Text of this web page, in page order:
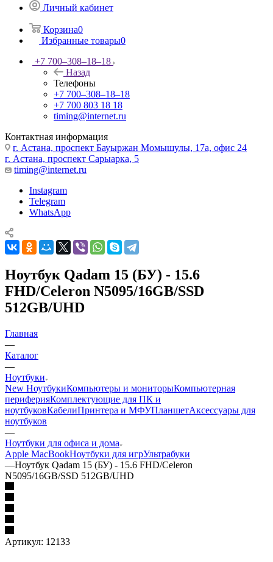
Личный кабинет
Корзина0
Избранные товары0
+7 700‒308‒18‒18
Назад
Телефоны
+7 700‒308‒18‒18
+7 700 803 18 18
timing@internet.ru
Контактная информация
г. Астана, проспект Бауыржан Момышулы, 17а, офис 24
г. Астана, проспект Сарыарка, 5
timing@internet.ru
Instagram
Telegram
WhatsApp
Ноутбук Qadam 15 (БУ) - 15.6
FHD/Celeron N5095/16GB/SSD
512GB/UHD
Главная
—
Каталог
—
Ноутбуки
New НоутбукиКомпьютеры и мониторыКомпьютерная
периферияКомплектующие для ПК и
ноутбуковКабелиПринтера и МФУПланшетАксессуары для
ноутбуков
—
Ноутбуки для офиса и дома
Apple MacBookНоутбуки для игрУльтрабуки
—Ноутбук Qadam 15 (БУ) - 15.6 FHD/Celeron
N5095/16GB/SSD 512GB/UHD
Артикул: 12133